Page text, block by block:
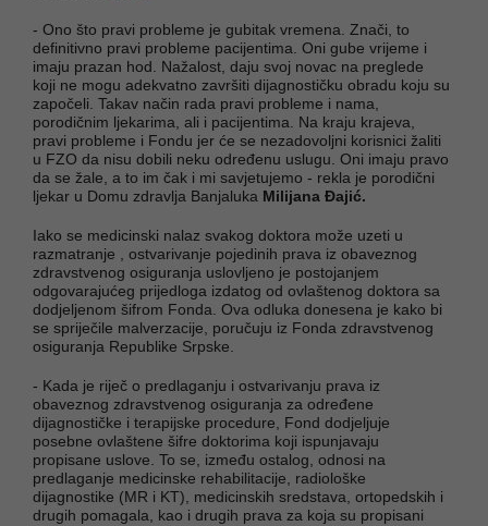
- Ono što pravi probleme je gubitak vremena. Znači, to
definitivno pravi probleme pacijentima. Oni gube vrijeme i
imaju prazan hod. Nažalost, daju svoj novac na preglede
koji ne mogu adekvatno završiti dijagnostičku obradu koju su
započeli. Takav način rada pravi probleme i nama,
porodičnim ljekarima, ali i pacijentima. Na kraju krajeva,
pravi probleme i Fondu jer će se nezadovoljni korisnici žaliti
u FZO da nisu dobili neku određenu uslugu. Oni imaju pravo
da se žale, a to im čak i mi savjetujemo - rekla je porodični
ljekar u Domu zdravlja Banjaluka Milijana Đajić.
Iako se medicinski nalaz svakog doktora može uzeti u
razmatranje , ostvarivanje pojedinih prava iz obaveznog
zdravstvenog osiguranja uslovljeno je postojanjem
odgovarajućeg prijedloga izdatog od ovlaštenog doktora sa
dodjeljenom šifrom Fonda. Ova odluka donesena je kako bi
se spriječile malverzacije, poručuju iz Fonda zdravstvenog
osiguranja Republike Srpske.
- Kada je riječ o predlaganju i ostvarivanju prava iz
obaveznog zdravstvenog osiguranja za određene
dijagnostičke i terapijske procedure, Fond dodjeljuje
posebne ovlaštene šifre doktorima koji ispunjavaju
propisane uslove. To se, između ostalog, odnosi na
predlaganje medicinske rehabilitacije, radiološke
dijagnostike (MR i KT), medicinskih sredstava, ortopedskih i
drugih pomagala, kao i drugih prava za koja su propisani